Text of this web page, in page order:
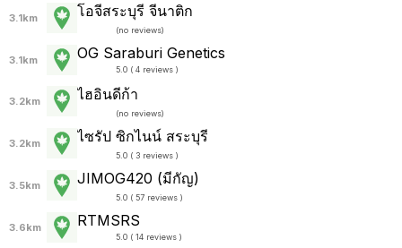
3.1km โอจีสระบุรี จีนาติก
(no reviews)
3.1km OG Saraburi Genetics
5.0 ( 4 reviews )
3.2km ไฮอินดีก้า
(no reviews)
3.2km ไซรัป ซิกไนน์ สระบุรี
5.0 ( 3 reviews )
3.5km JIMOG420 (มีกัญ)
5.0 ( 57 reviews )
3.6km RTMSRS
5.0 ( 14 reviews )